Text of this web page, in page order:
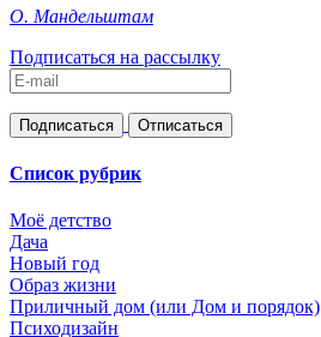
О. Мандельштам
Подписаться на рассылку
Список рубрик
Моё детство
Дача
Новый год
Образ жизни
Приличный дом (или Дом и порядок)
Психодизайн